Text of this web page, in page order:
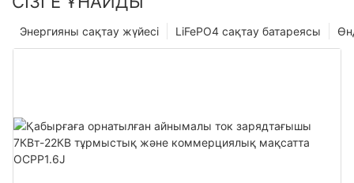
LiFePO4 сақтау батареясы
Энергияны сақтау жүйесі